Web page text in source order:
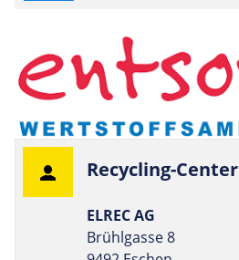
Recy­cling-Center
ELREC AG
Brühlgasse 8